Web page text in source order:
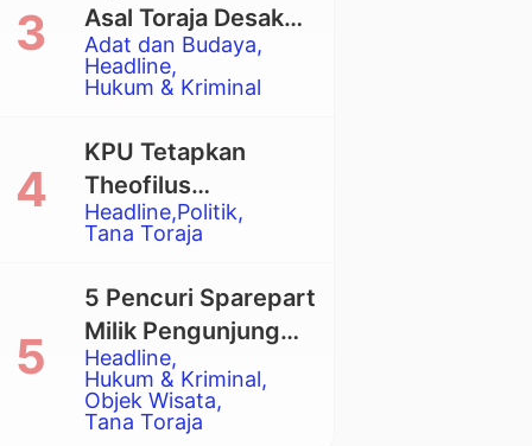
Adat dan Budaya
Headline
Hukum & Kriminal
Asal Toraja Desak
Mahkamah Agung
Larang Penggunaan
Eksekusi Rumah
Adat Tongkonan
Headline Politik
Tana Toraja
KPU Tetapkan
Theofilus
Allorerung dan
Zadrak Tombe
sebagai Bupati dan
Wakil Bupati Tana
Toraja Terpilih
Headline
Hukum & Kriminal
Objek Wisata
Tana Toraja
5 Pencuri Sparepart
Milik Pengunjung
Objek Wisata
Pango-Pango
Ditangkap Polisi